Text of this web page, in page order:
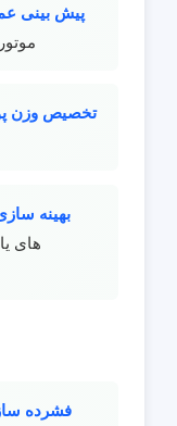
پیش بینی
تخصیص وزن
بهینه
های
فشرده